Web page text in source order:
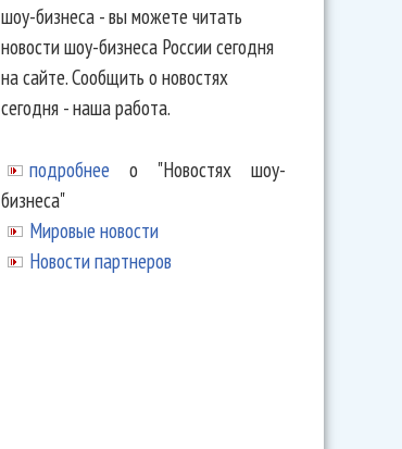
шоу-бизнеса - вы можете читать
новости шоу-бизнеса России сегодня
на сайте. Сообщить о новостях
сегодня - наша работа.
подробнее о "Новостях шоу-
бизнеса"
Мировые новости
Новости партнеров